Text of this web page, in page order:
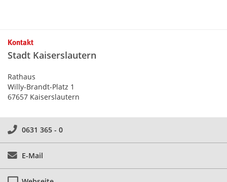
Kontakt
Stadt Kaiserslautern
Rathaus
Willy-Brandt-Platz 1
67657 Kaiserslautern
0631 365 - 0
E-Mail